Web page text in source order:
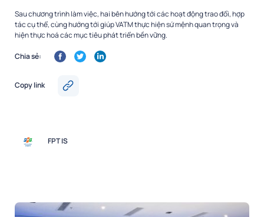
Sau chương trình làm việc, hai bên hướng tới các hoạt động trao đổi, hợp
tác cụ thể, cùng hướng tới giúp VATM thực hiện sứ mệnh quan trọng và
hiện thực hoá các mục tiêu phát triển bền vững.
Chia sẻ:
Copy link
FPT IS